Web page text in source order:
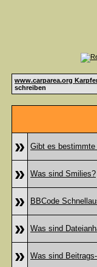
www.carparea.org
schreiben
»
Gibt es
» Was sind Smilies?
» BBCode
» Was sind
» Was sind